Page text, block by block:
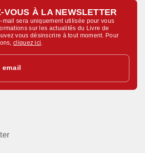
VOUS À LA NEWSLETTER
mail sera uniquement utilisée pour vous
sur les actualités du Livre de
vous désinscrire à tout moment. Pour
cliquez ici